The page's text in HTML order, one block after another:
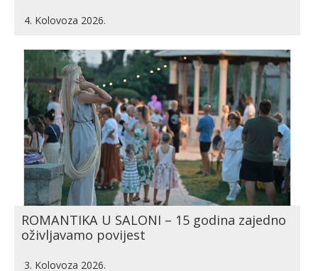
4. Kolovoza 2026.
ROMANTIKA U SALONI – 15 godina zajedno
oživljavamo povijest
3. Kolovoza 2026.